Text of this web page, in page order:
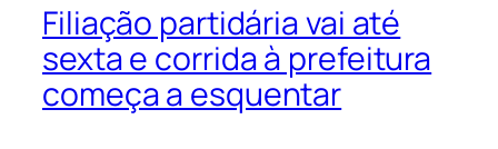
Filiação partidária vai até
sexta e corrida à prefeitura
começa a esquentar